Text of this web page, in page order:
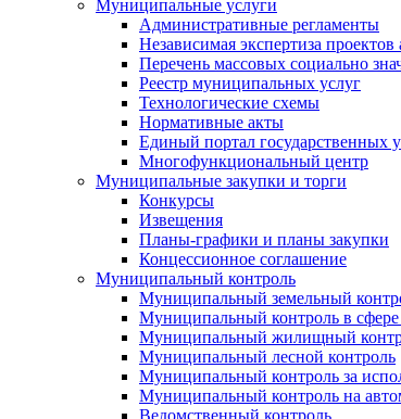
Муниципальные услуги
Административные регламенты
Независимая экспертиза
Перечень массовых социально
Реестр муниципальных услуг
Технологические схемы
Нормативные акты
Единый портал государственных
Многофункциональный центр
Муниципальные закупки и торги
Конкурсы
Извещения
Планы-графики и планы закупки
Концессионное соглашение
Муниципальный контроль
Муниципальный земельный
Муниципальный контроль в сфере
Муниципальный жилищный
Муниципальный лесной контроль
Муниципальный контроль за
Муниципальный контроль на
Ведомственный контроль